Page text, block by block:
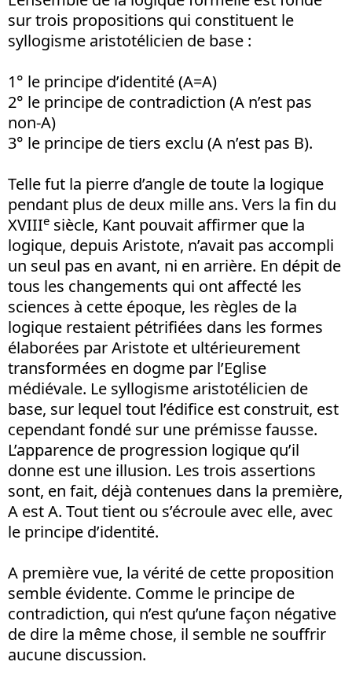
sur trois propositions qui constituent le
syllogisme aristotélicien de base :
1° le principe d’identité (A=A)
2° le principe de contradiction (A n’est pas
non-A)
3° le principe de tiers exclu (A n’est pas B).
Telle fut la pierre d’angle de toute la logique
pendant plus de deux mille ans. Vers la fin du
XVIIIe siècle, Kant pouvait affirmer que la
logique, depuis Aristote, n’avait pas accompli
un seul pas en avant, ni en arrière. En dépit de
tous les changements qui ont affecté les
sciences à cette époque, les règles de la
logique restaient pétrifiées dans les formes
élaborées par Aristote et ultérieurement
transformées en dogme par l’Eglise
médiévale. Le syllogisme aristotélicien de
base, sur lequel tout l’édifice est construit, est
cependant fondé sur une prémisse fausse.
L’apparence de progression logique qu’il
donne est une illusion. Les trois assertions
sont, en fait, déjà contenues dans la première,
A est A. Tout tient ou s’écroule avec elle, avec
le principe d’identité.
A première vue, la vérité de cette proposition
semble évidente. Comme le principe de
contradiction, qui n’est qu’une façon négative
de dire la même chose, il semble ne souffrir
aucune discussion.